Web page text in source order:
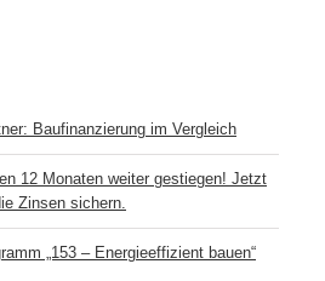
Baufinanzierung im Vergleich
12 Monaten weiter gestiegen! Jetzt
Zinsen sichern.
„153 – Energieeffizient bauen“